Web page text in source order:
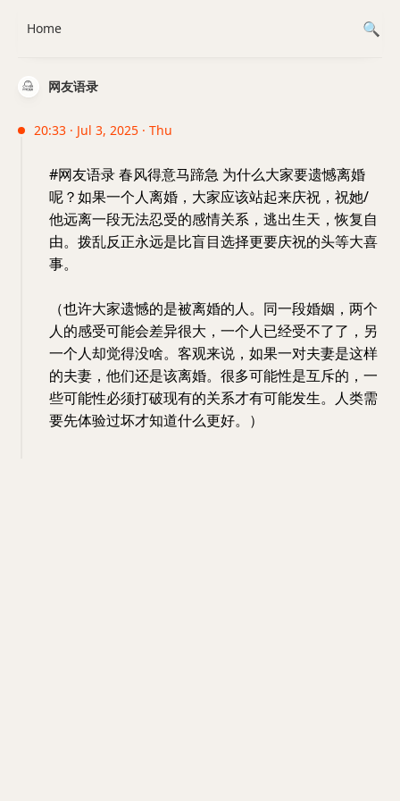
网友语录
20:33 · Jul 3, 2025 · Thu
#网友语录 春风得意马蹄急 为什么大家要遗憾离婚
呢？如果一个人离婚，大家应该站起来庆祝，祝她/
他远离一段无法忍受的感情关系，逃出生天，恢复自
由。拨乱反正永远是比盲目选择更要庆祝的头等大喜
事。
（也许大家遗憾的是被离婚的人。同一段婚姻，两个
人的感受可能会差异很大，一个人已经受不了了，另
一个人却觉得没啥。客观来说，如果一对夫妻是这样
的夫妻，他们还是该离婚。很多可能性是互斥的，一
些可能性必须打破现有的关系才有可能发生。人类需
要先体验过坏才知道什么更好。）
Home